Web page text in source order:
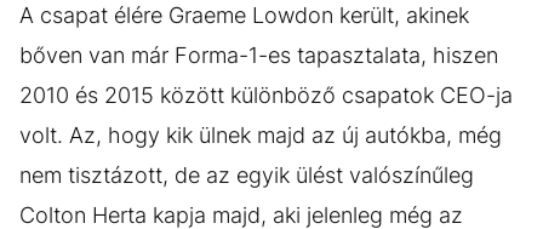
A csapat élére Graeme Lowdon került, akinek
bőven van már Forma-1-es tapasztalata, hiszen
2010 és 2015 között különböző csapatok CEO-ja
volt. Az, hogy kik ülnek majd az új autókba, még
nem tisztázott, de az egyik ülést valószínűleg
Colton Herta kapja majd, aki jelenleg még az